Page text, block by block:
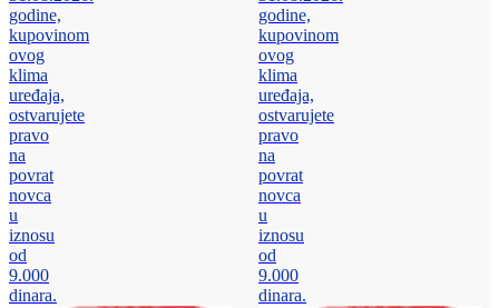
godine,
kupovinom
ovog
klima
uređaja,
ostvarujete
pravo
na
povrat
novca
u
iznosu
od
9.000
dinara.
godine,
kupovinom
ovog
klima
uređaja,
ostvarujete
pravo
na
povrat
novca
u
iznosu
od
9.000
dinara.